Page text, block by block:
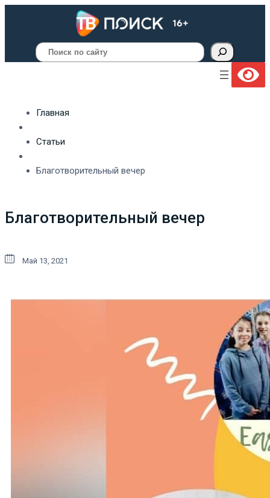
Поиск
Главная
Статьи
Благотворительный вечер
Благотворительный вечер
Май 13, 2021